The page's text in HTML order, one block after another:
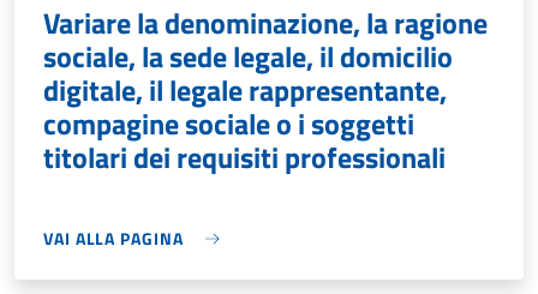
Variare la denominazione, la ragione
sociale, la sede legale, il domicilio
digitale, il legale rappresentante,
compagine sociale o i soggetti
titolari dei requisiti professionali
VAI ALLA PAGINA